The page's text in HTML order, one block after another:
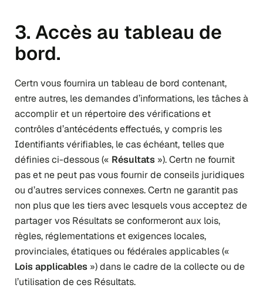
3. Accès au tableau de
bord.
Certn vous fournira un tableau de bord contenant,
entre autres, les demandes d’informations, les tâches à
accomplir et un répertoire des vérifications et
contrôles d’antécédents effectués, y compris les
Identifiants vérifiables, le cas échéant, telles que
définies ci-dessous (« Résultats »). Certn ne fournit
pas et ne peut pas vous fournir de conseils juridiques
ou d’autres services connexes. Certn ne garantit pas
non plus que les tiers avec lesquels vous acceptez de
partager vos Résultats se conformeront aux lois,
règles, réglementations et exigences locales,
provinciales, étatiques ou fédérales applicables («
Lois applicables ») dans le cadre de la collecte ou de
l’utilisation de ces Résultats.